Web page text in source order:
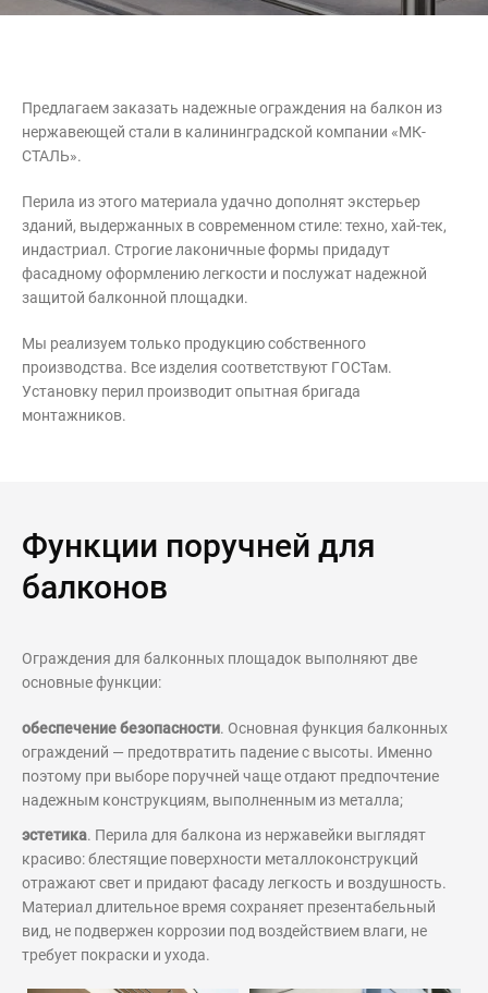
Дизайнерам
Цены на метеллоконструкции и
изделия из металла
+7 (4012) 797-039
+7 (962) 257-27-70
Предлагаем заказать надежные ограждения на балкон из
нержавеющей стали в калининградской компании «МК-
СТАЛЬ».
Перила из этого материала удачно дополнят экстерьер
зданий, выдержанных в современном стиле: техно, хай-тек,
индастриал. Строгие лаконичные формы придадут
фасадному оформлению легкости и послужат надежной
защитой балконной площадки.
Мы реализуем только продукцию собственного
производства. Все изделия соответствуют ГОСТам.
Установку перил производит опытная бригада
монтажников.
Функции поручней для
балконов
Ограждения для балконных площадок выполняют две
основные функции:
обеспечение безопасности. Основная функция балконных
ограждений — предотвратить падение с высоты. Именно
поэтому при выборе поручней чаще отдают предпочтение
надежным конструкциям, выполненным из металла;
эстетика. Перила для балкона из нержавейки выглядят
красиво: блестящие поверхности металлоконструкций
отражают свет и придают фасаду легкость и воздушность.
Материал длительное время сохраняет презентабельный
вид, не подвержен коррозии под воздействием влаги, не
требует покраски и ухода.